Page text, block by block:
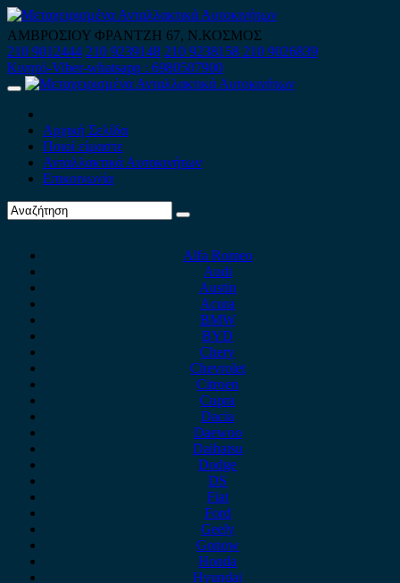
Skip
to
content
ΑΜΒΡΟΣΙΟΥ ΦΡΑΝΤΖΗ 67, Ν.ΚΟΣΜΟΣ
210 9012444 210 9239148 210 9238158 210 9026839
Κινητό-Viber-whatsapp : 6980507900
Primary
Αρχική Σελίδα
Ποιοί είμαστε
Ανταλλακτικά Αυτοκινήτων
Επικοινωνία
Alfa Romeo
Audi
Austin
Acura
BMW
BYD
Chery
Chevrolet
Citroen
Cupra
Dacia
Daewoo
Daihatsu
Dodge
DS
Fiat
Ford
Geely
Gonow
Honda
Hyundai